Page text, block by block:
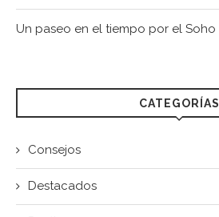
Un paseo en el tiempo por el Soho
CATEGORÍAS
Consejos
Destacados